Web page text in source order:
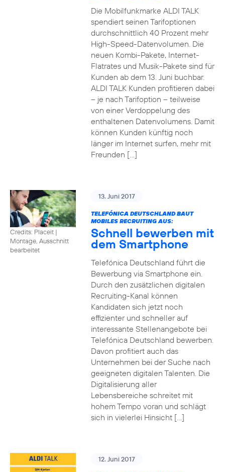
Die Mobilfunkmarke ALDI TALK
spendiert seinen Tarifoptionen
durchschnittlich 40 Prozent mehr
High-Speed-Datenvolumen. Die
neuen Kombi-Pakete, Internet-
Flatrates und Musik-Pakete sind für
Kunden ab dem 13. Juni buchbar.
ALDI TALK Kunden profitieren dabei
– je nach Tarifoption – teilweise
von einer Verdoppelung des
enthaltenen Datenvolumens. Damit
können Kunden künftig noch
länger im Internet surfen, mehr mit
Freunden […]
Credits: Placeit |
Montage, Ausschnitt
bearbeitet
13. Juni 2017
TELEFÓNICA DEUTSCHLAND BAUT
MOBILES RECRUITING AUS:
Schnell bewerben mit
dem Smartphone
Telefónica Deutschland führt die
Bewerbung via Smartphone ein.
Durch den zusätzlichen digitalen
Recruiting-Kanal können
Kandidaten sich jetzt noch
effizienter und schneller auf
interessante Stellenangebote bei
Telefónica Deutschland bewerben.
Davon profitiert auch das
Unternehmen bei der Suche nach
geeigneten digitalen Talenten. Die
Digitalisierung aller
Lebensbereiche schreitet mit
hohem Tempo voran und schlägt
sich in vielerlei Hinsicht […]
12. Juni 2017